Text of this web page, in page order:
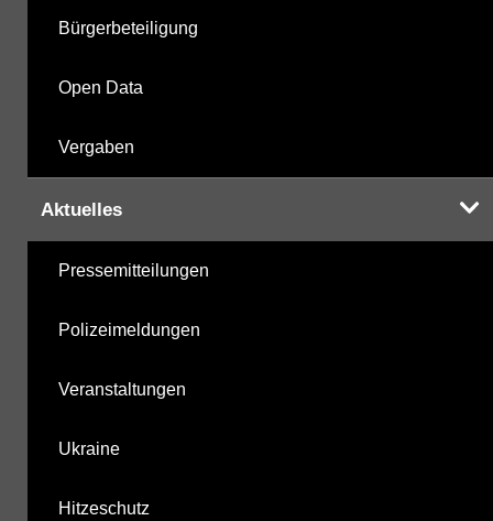
Bürgerbeteiligung
Open Data
Vergaben
Aktuelles
Pressemitteilungen
Polizeimeldungen
Veranstaltungen
Ukraine
Hitzeschutz